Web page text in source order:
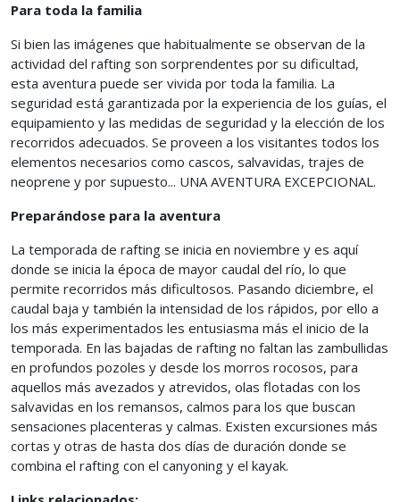
Para toda la familia
Si bien las imágenes que habitualmente se observan de la
actividad del rafting son sorprendentes por su dificultad,
esta aventura puede ser vivida por toda la familia. La
seguridad está garantizada por la experiencia de los guías, el
equipamiento y las medidas de seguridad y la elección de los
recorridos adecuados. Se proveen a los visitantes todos los
elementos necesarios como cascos, salvavidas, trajes de
neoprene y por supuesto... UNA AVENTURA EXCEPCIONAL.
Preparándose para la aventura
La temporada de rafting se inicia en noviembre y es aquí
donde se inicia la época de mayor caudal del río, lo que
permite recorridos más dificultosos. Pasando diciembre, el
caudal baja y también la intensidad de los rápidos, por ello a
los más experimentados les entusiasma más el inicio de la
temporada. En las bajadas de rafting no faltan las zambullidas
en profundos pozoles y desde los morros rocosos, para
aquellos más avezados y atrevidos, olas flotadas con los
salvavidas en los remansos, calmos para los que buscan
sensaciones placenteras y calmas. Existen excursiones más
cortas y otras de hasta dos días de duración donde se
combina el rafting con el canyoning y el kayak.